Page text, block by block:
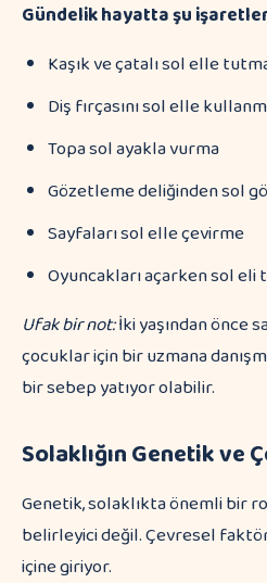
Gündelik hayatta şu
Kaşık ve çatalı sol elle
Diş fırçasını sol elle
Topa sol ayakla vurma
Gözetleme deliğinden sol
Sayfaları sol elle çevirme
Oyuncakları açarken sol
Ufak bir not:İki yaşından önce
çocuklar için bir uzmana
bir sebep yatıyor olabilir.
Solaklığın Genetik ve
Genetik, solaklıkta önemli bir
belirleyici değil. Çevresel
içine giriyor.